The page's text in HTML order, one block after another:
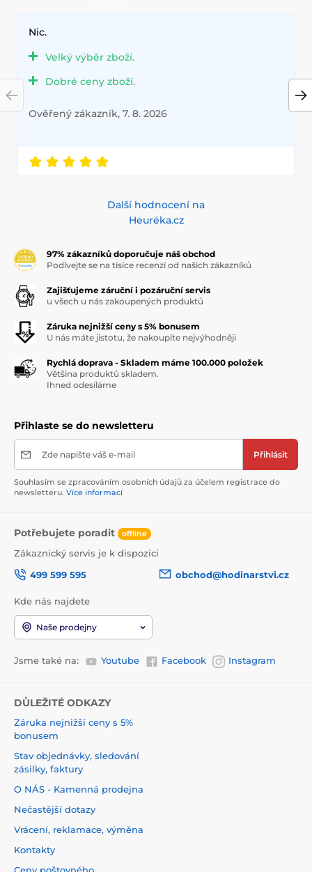
Nic.
Velký výběr zboží.
Dobré ceny zboží.
Ověřený zákazník, 7. 8. 2026
Další hodnocení na
Heuréka.cz
97% zákazníků doporučuje náš obchod
Podívejte se na tisíce recenzí od našich zákazníků
Zajišťujeme záruční i pozáruční servis
u všech u nás zakoupených produktů
Záruka nejnižší ceny s 5% bonusem
U nás máte jistotu, že nakoupíte nejvýhodněji
Rychlá doprava - Skladem máme 100.000 položek
Většina produktů skladem.
Ihned odesíláme
Přihlaste se do newsletteru
Zde napište váš e-mail Přihlásit
Souhlasím se zpracováním osobních údajů za účelem registrace do
newsletteru. Více informací
Potřebujete poradit offline
Zákaznický servis je k dispozici
499 599 595
obchod@hodinarstvi.cz
Kde nás najdete
Naše prodejny
Jsme také na: Youtube Facebook Instagram
DŮLEŽITÉ ODKAZY
Záruka nejnižší ceny s 5%
bonusem
Stav objednávky, sledování
zásilky, faktury
O NÁS - Kamenná prodejna
Nečastější dotazy
Vrácení, reklamace, výměna
Kontakty
Ceny poštovného